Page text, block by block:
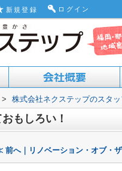
新規登録 ログイン
ABOUT US
ACCESS MAP
> 株式会社ネクステップのスタ
もしろい！
前へ｜リノベーション・オブ・